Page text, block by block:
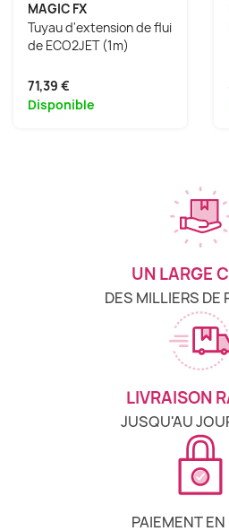
MAGIC FX
Tuyau d'extension de flui
de ECO2JET (1m)
71,39 €
Disponible
UN LARGE
DES MILLIERS DE
LIVRAISON
JUSQU'AU
PAIEMENT EN